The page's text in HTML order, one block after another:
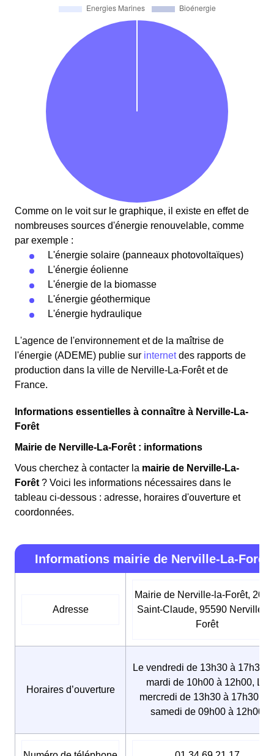
Comme on le voit sur le graphique, il existe en effet de
nombreuses sources d'énergie renouvelable, comme
par exemple :
L'énergie solaire (panneaux photovoltaïques)
L'énergie éolienne
L'énergie de la biomasse
L'énergie géothermique
L'énergie hydraulique
L'agence de l'environnement et de la maîtrise de
l'énergie (ADEME) publie sur internetdes rapports de
production dans la ville de Nerville-La-Forêt et de
France.
Informations essentielles à connaître à Nerville-La-
Forêt
Mairie de Nerville-La-Forêt : informations
Vous cherchez à contacter la mairie de Nerville-La-
Forêt ? Voici les informations nécessaires dans le
tableau ci-dessous : adresse, horaires d'ouverture et
coordonnées.
Informations mairie de Nerville-La-Forêt
Adresse
Mairie de Nerville-la-Forêt, 20
Saint-Claude, 95590 Nerville-
Forêt
Horaires d’ouverture
Le vendredi de 13h30 à 17h30,
mardi de 10h00 à 12h00, Le
mercredi de 13h30 à 17h30, Le
samedi de 09h00 à 12h00